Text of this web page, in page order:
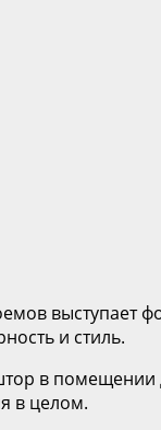
и стиль.
в помещении
в целом.